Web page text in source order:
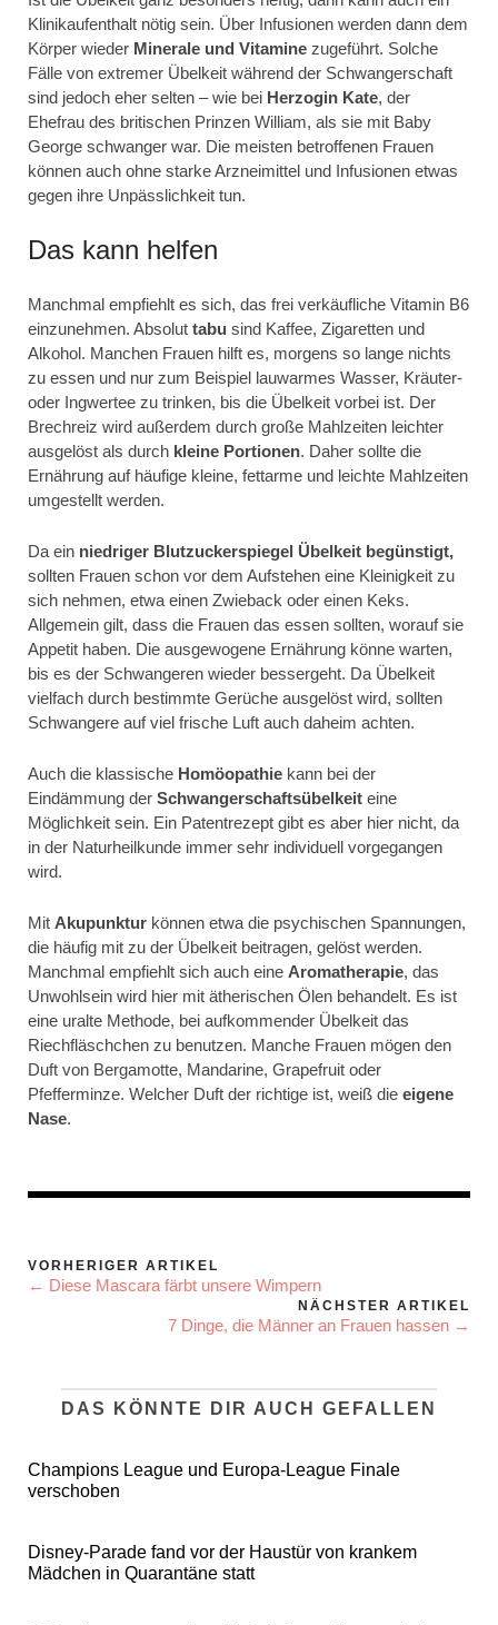
Klinikaufenthalt nötig sein. Über Infusionen werden dann dem
Körper wieder Minerale und Vitamine zugeführt. Solche
Fälle von extremer Übelkeit während der Schwangerschaft
sind jedoch eher selten – wie bei Herzogin Kate, der
Ehefrau des britischen Prinzen William, als sie mit Baby
George schwanger war. Die meisten betroffenen Frauen
können auch ohne starke Arzneimittel und Infusionen etwas
gegen ihre Unpässlichkeit tun.
Das kann helfen
Manchmal empfiehlt es sich, das frei verkäufliche Vitamin B6
einzunehmen. Absolut tabu sind Kaffee, Zigaretten und
Alkohol. Manchen Frauen hilft es, morgens so lange nichts
zu essen und nur zum Beispiel lauwarmes Wasser, Kräuter-
oder Ingwertee zu trinken, bis die Übelkeit vorbei ist. Der
Brechreiz wird außerdem durch große Mahlzeiten leichter
ausgelöst als durch kleine Portionen. Daher sollte die
Ernährung auf häufige kleine, fettarme und leichte Mahlzeiten
umgestellt werden.
Da ein niedriger Blutzuckerspiegel Übelkeit begünstigt,
sollten Frauen schon vor dem Aufstehen eine Kleinigkeit zu
sich nehmen, etwa einen Zwieback oder einen Keks.
Allgemein gilt, dass die Frauen das essen sollten, worauf sie
Appetit haben. Die ausgewogene Ernährung könne warten,
bis es der Schwangeren wieder bessergeht. Da Übelkeit
vielfach durch bestimmte Gerüche ausgelöst wird, sollten
Schwangere auf viel frische Luft auch daheim achten.
Auch die klassische Homöopathie kann bei der
Eindämmung der Schwangerschaftsübelkeit eine
Möglichkeit sein. Ein Patentrezept gibt es aber hier nicht, da
in der Naturheilkunde immer sehr individuell vorgegangen
wird.
Mit Akupunktur können etwa die psychischen Spannungen,
die häufig mit zu der Übelkeit beitragen, gelöst werden.
Manchmal empfiehlt sich auch eine Aromatherapie, das
Unwohlsein wird hier mit ätherischen Ölen behandelt. Es ist
eine uralte Methode, bei aufkommender Übelkeit das
Riechfläschchen zu benutzen. Manche Frauen mögen den
Duft von Bergamotte, Mandarine, Grapefruit oder
Pfefferminze. Welcher Duft der richtige ist, weiß die eigene
Nase.
VORHERIGER ARTIKEL
← Diese Mascara färbt unsere Wimpern
NÄCHSTER ARTIKEL
7 Dinge, die Männer an Frauen hassen →
DAS KÖNNTE DIR AUCH GEFALLEN
Champions League und Europa-League Finale
verschoben
Disney-Parade fand vor der Haustür von krankem
Mädchen in Quarantäne statt